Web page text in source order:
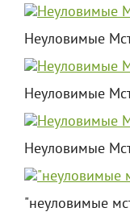
Неуловимые
Неуловимые
Неуловимые
"неуловимые